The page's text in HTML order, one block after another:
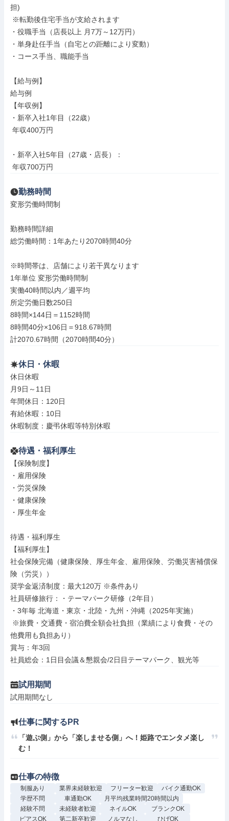
担)
・役職手当（店長以上 月7万～12万円）
・単身赴任手当（自宅との距離により変動）
・コース手当、職能手当
【給与例】
給与例
【年収例】
・新卒入社1年目（22歳）
・新卒入社5年目（27歳・店長）：
年収700万円
勤務時間
変形労働時間制
勤務時間詳細
総労働時間：1年あたり2070時間40分
※時間帯は、店舗により若干異なります
1年単位 変形労働時間制
実働40時間以内／週平均
所定労働日数250日
8時間×144日＝1152時間
8時間40分×106日＝918.67時間
計2070.67時間（2070時間40分）
休日・休暇
休日休暇
月9日～11日
年間休日：120日
有給休暇：10日
休暇制度：慶弔休暇等特別休暇
待遇・福利厚生
【保険制度】
・雇用保険
・労災保険
・健康保険
・厚生年金
待遇・福利厚生
【福利厚生】
社会保険完備（健康保険、厚生年金、雇用保険、労働災害補償保
険（労災））
奨学金返済制度：最大120万 ※条件あり
社員研修旅行：・テーマパーク研修（2年目）
・3年毎 北海道・東京・北陸・九州・沖縄（2025年実施）
他費用も負担あり）
賞与：年3回
社員総会：1日目会議＆懇親会/2日目テーマパーク、観光等
試用期間
試用期間なし
仕事に関するPR
「遊ぶ側」から「楽しませる側」へ！姫路でエンタメ楽し
む！
仕事の特徴
制服あり 業界未経験歓迎 フリーター歓迎
バイク通勤OK
学歴不問
車通勤OK
月平均残業時間20時間以内
経験不問
未経験者歓迎 ネイルOK
ブランクOK
ピアスOK
第二新卒歓迎 ノルマなし ひげOK